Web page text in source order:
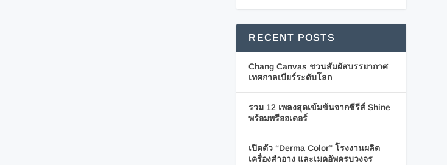
RECENT POSTS
Chang Canvas ชวนสัมผัสบรรยากาศ
เทศกาลเบียร์ระดับโลก
รวม 12 เพลงสุดเข้มข้นจากซีรีส์ Shine
พร้อมพรีออเดอร์
เปิดตัว “Derma Color” โรงงานผลิต
เครื่องสำอาง และเมคอัพครบวงจร